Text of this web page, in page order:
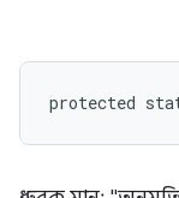
protected